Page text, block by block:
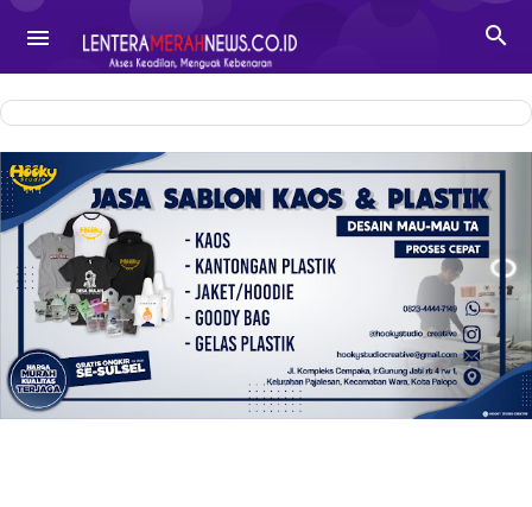
-->
 